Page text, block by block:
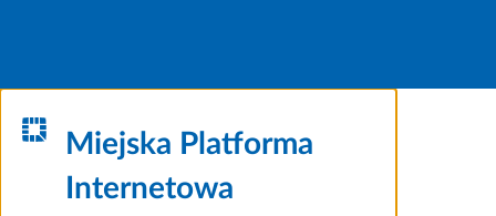
Miejska Platforma
Internetowa